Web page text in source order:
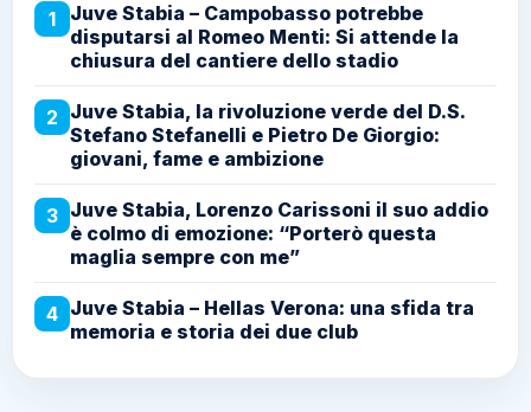
1
Juve Stabia – Campobasso potrebbe
disputarsi al Romeo Menti: Si attende la
chiusura del cantiere dello stadio
2 Juve Stabia, la rivoluzione verde del D.S.
Stefano Stefanelli e Pietro De Giorgio:
giovani, fame e ambizione
3 Juve Stabia, Lorenzo Carissoni il suo addio
è colmo di emozione: “Porterò questa
maglia sempre con me”
4 Juve Stabia – Hellas Verona: una sfida tra
memoria e storia dei due club